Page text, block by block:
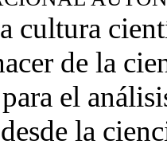
cultura
de la
el
la